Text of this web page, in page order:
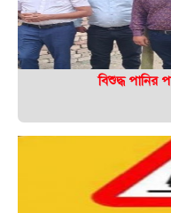
বিশুদ্ধ পানির